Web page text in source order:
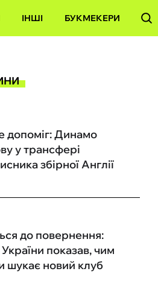
ІНШІ БУКМЕКЕРИ
допоміг: Динамо
у трансфері
збірної Англії
до повернення:
України показав, чим
шукає новий клуб